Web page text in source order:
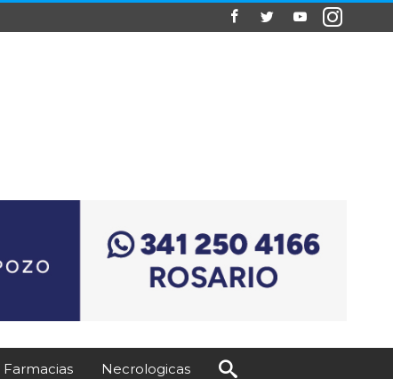
Farmacias Necrologicas